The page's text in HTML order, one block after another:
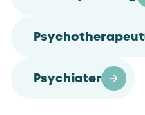
Psychotherapeut
Psychiater